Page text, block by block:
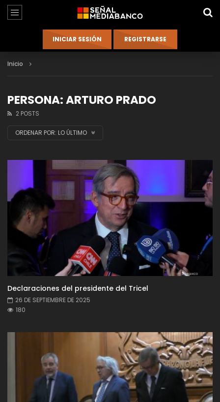
Inicio
PERSONA: ARTURO PRADO
2 POSTS
ORDENAR POR: LO ÚLTIMO
Declaraciones del presidente del Tricel
26 DE SEPTIEMBRE DE 2025
180